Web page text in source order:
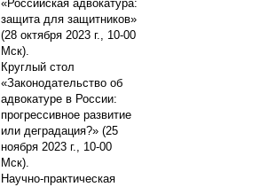
«Российская адвокатура:
защита для защитников»
(28 октября 2023 г., 10-00
Мск).
Круглый стол
«Законодательство об
адвокатуре в России:
прогрессивное развитие
или деградация?» (25
ноября 2023 г., 10-00
Мск).
Научно-практическая